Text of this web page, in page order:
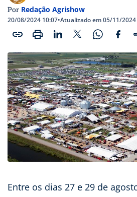
Por Redação Agrishow
20/08/2024 10:07•Atualizado em 05/11/2024
Entre os dias 27 e 29 de